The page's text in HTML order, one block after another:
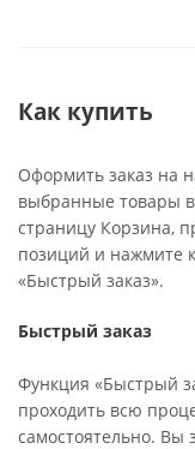
Как купить
Оформить заказ на
выбранные товары в
страницу Корзина,
позиций и нажмите
«Быстрый заказ».
Быстрый заказ
Функция «Быстрый
проходить всю
самостоятельно. Вы